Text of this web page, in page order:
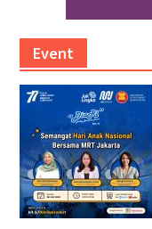
Event